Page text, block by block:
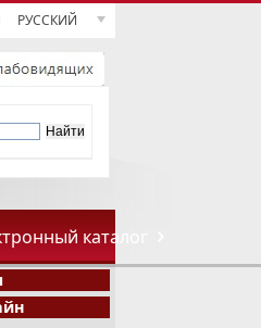
РУССКИЙ
каталог